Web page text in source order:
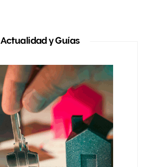
Actualidad y Guías